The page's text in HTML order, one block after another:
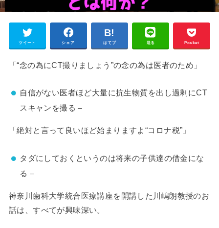
ツイート シェア はてブ 送る Pocket
「“念の為にCT撮りましょう”の念の為は医者のため」
自信がない医者ほど大量に抗生物質を出し過剰にCT
スキャンを撮る –
「絶対と言って良いほど始まりますよ“コロナ税”」
タダにしておくというのは将来の子供達の借金にな
る –
神奈川歯科大学統合医療講座を開講した川嶋朗教授のお
話は、すべてが興味深い。